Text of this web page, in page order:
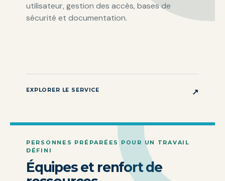
utilisateur, gestion des accès, bases de
sécurité et documentation.
EXPLORER LE SERVICE ↗
PERSONNES PRÉPARÉES POUR UN TRAVAIL
DÉFINI
Équipes et renfort de